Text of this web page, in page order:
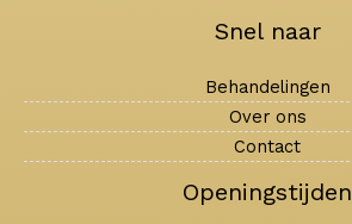
Snel naar
Behandelingen
Over ons
Contact
Openingstijden